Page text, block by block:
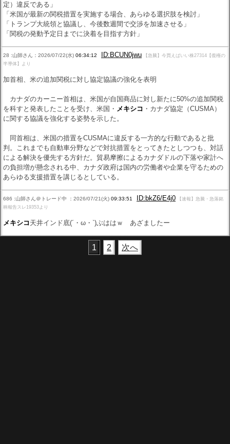
定）違反である」
「米国が最新の関税措置を実施する場合、あらゆる選択肢を検討」
「トランプ大統領と協議し、今後数週間で交渉を加速させる」
「関税の発動予定日までに決着を目指す方針」
28 :山師さん：2026/07/22(水) 06:34:12 ID:BCUN0jwu
【急騰】今買えばいい株27314【復権の
半導体】より
加首相、米の追加関税に対し協定協議の強化を表明
カナダのカーニー首相は、米国が自国商品に対し新たに50%の追加関税
を科すと発表したことを受け、米国・ メキシコ ・カナダ協定（CUSMA）
に関する協議を強化する姿勢を示した。
同首相は、米国の措置をCUSMAに違反する一方的な行動であると批
判。これまでも自動車分野などで対抗措置をとってきたとしつつも、対話
による解決を優先する方針だ。貿易摩擦によるカナダドルの下落や家計へ
の負担増が懸念される中、カナダ政府は国内の労働者や企業を守るための
あらゆる支援措置を講じるとしている。
686 :山師さん＠トレード中 ：2026/07/21(火) 09:33:51 ID:bkZ6/E4j0
【速報】急騰・急落銘
柄報告スレ19353より
メキシコ 天井インド底(´・ω・`)ぶははｗ あざましたー
1 2 次へ